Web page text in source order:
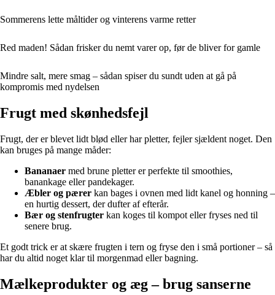
Sommerens lette måltider og vinterens varme retter
Red maden! Sådan frisker du nemt varer op, før de bliver for gamle
Mindre salt, mere smag – sådan spiser du sundt uden at gå på
kompromis med nydelsen
Frugt med skønhedsfejl
Frugt, der er blevet lidt blød eller har pletter, fejler sjældent noget. Den
kan bruges på mange måder:
Bananaer med brune pletter er perfekte til smoothies,
banankage eller pandekager.
Æbler og pærer kan bages i ovnen med lidt kanel og honning –
en hurtig dessert, der dufter af efterår.
Bær og stenfrugter kan koges til kompot eller fryses ned til
senere brug.
Et godt trick er at skære frugten i tern og fryse den i små portioner – så
har du altid noget klar til morgenmad eller bagning.
Mælkeprodukter og æg – brug sanserne